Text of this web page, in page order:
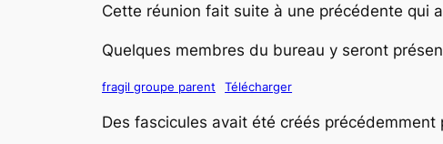
Cette réunion fait suite à une précédente qui
Quelques membres du bureau y seront
fragil groupe parent Télécharger
Des fascicules avait été créés